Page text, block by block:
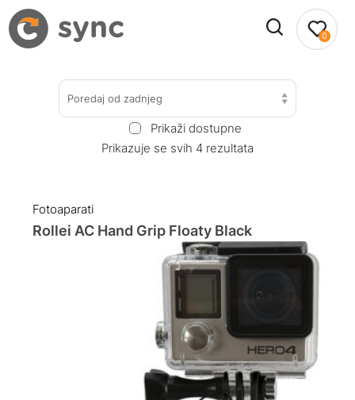
0
Poredaj od zadnjeg
Prikaži dostupne
Prikazuje se svih 4 rezultata
Fotoaparati
Rollei AC Hand Grip Floaty Black